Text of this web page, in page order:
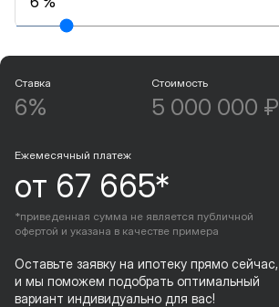
Ставка
6%
Стоимость
5 000 000 ₽
Ежемесячный платеж
от 67 665*
*приведенная сумма не является публичной
офертой и указана в качестве примера
Оставьте заявку на ипотеку прямо сейчас,
и мы поможем подобрать оптимальный
вариант индивидуально для вас!